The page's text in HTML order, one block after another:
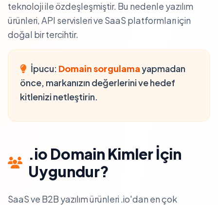
teknoloji ile özdeşleşmiştir. Bu nedenle yazılım
ürünleri, API servisleri ve SaaS platformları için
doğal bir tercihtir.
İpucu: Domain sorgulamayapmadan
önce, markanızın değerlerini ve hedef
kitlenizi netleştirin.
.io Domain Kimler İçin
Uygundur?
SaaS ve B2B yazılım ürünleri .io'dan en çok